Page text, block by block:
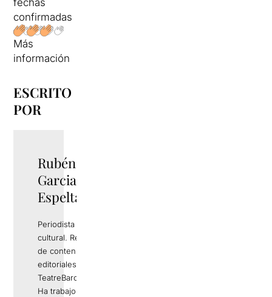
fechas
confirmadas
Más
información
ESCRITO
POR
Rubén
Garcia
Espelta
Periodista y gestor
cultural. Responsable
de contenidos
editoriales de
TeatreBarcelona.com.
Ha trabajo en medios